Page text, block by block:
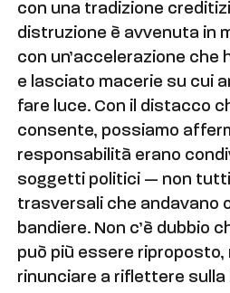
con una tradizione
distruzione è avvenuta in
con un’accelerazione
e lasciato macerie su cui
fare luce. Con il distacco
consente, possiamo
responsabilità erano
soggetti politici — non
trasversali che andavano
bandiere. Non c’è dubbio
può più essere riproposto,
rinunciare a riflettere sulla